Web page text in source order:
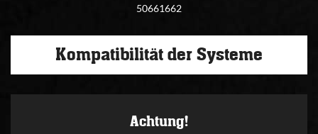
50661662
Kompatibilität der Systeme
Achtung!